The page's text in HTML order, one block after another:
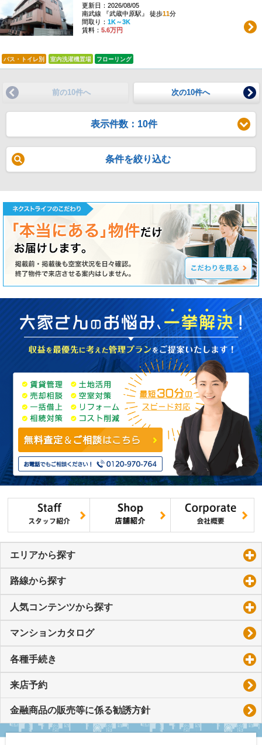
更新日：2026/08/05
南武線 『武蔵中原駅』 徒歩11分
間取り： 1K～3K
賃料： 5.6万円
バス・トイレ別 室内洗濯機置場 フローリング
前の10件へ 次の10件へ
表示件数：10件
条件を絞り込む
エリアから探す
路線から探す
人気コンテンツから探す
マンションカタログ
各種手続き
来店予約
金融商品の販売等に係る勧誘方針